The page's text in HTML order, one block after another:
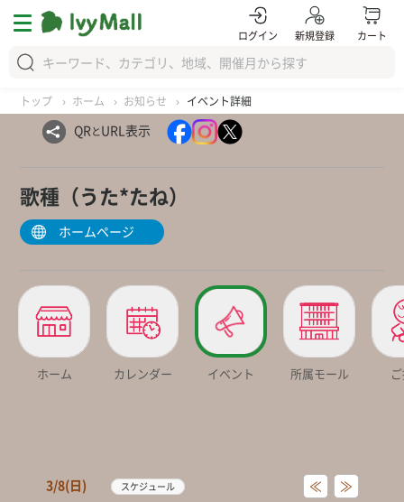
ログイン 新規登録 カート
トップ ホーム お知らせ イベント詳細
QRとURL表示
歌種（うた*たね）
ホームページ
ホーム カレンダー イベント 所属モール